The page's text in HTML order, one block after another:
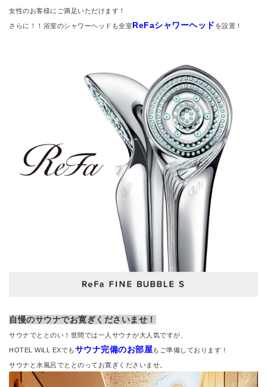
女性のお客様にご満足いただけます！
さらに！！浴室のシャワーヘッドも全室ReFaシャワーヘッド を設置！
自慢のサウナでお寛ぎくださいませ！
サウナでととのい！世間では一人サウナが大人気ですが、
HOTEL WiLL EXでもサウナ完備のお部屋もご準備しております！
サウナと水風呂でととのってお寛ぎくださいませ。